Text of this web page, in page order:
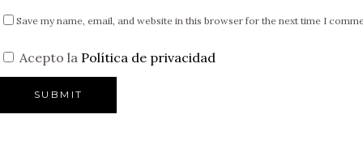
Save my name, email, and website in this browser for the next time I
Acepto la Política de privacidad